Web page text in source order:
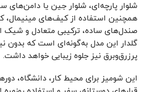
شلوار پارچه‌ای، شلوار جین یا دامن‌های
همچنین استفاده از کیف‌های مینیمال،
صندل‌های ساده، ترکیبی متعادل و شیک
گلدار این مدل به‌گونه‌ای است که بدون
پرزرق‌وبرق نیز جلوه زیبایی خواهد داشت.
این شومیز برای محیط کار، دانشگاه،